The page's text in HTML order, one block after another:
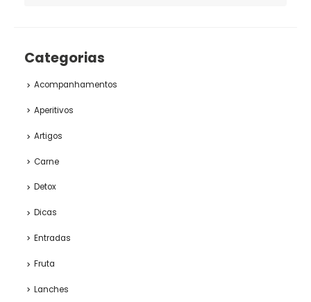
Categorias
Acompanhamentos
Aperitivos
Artigos
Carne
Detox
Dicas
Entradas
Fruta
Lanches